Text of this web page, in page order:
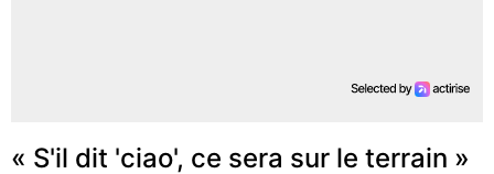
« S'il dit 'ciao', ce sera sur le terrain »